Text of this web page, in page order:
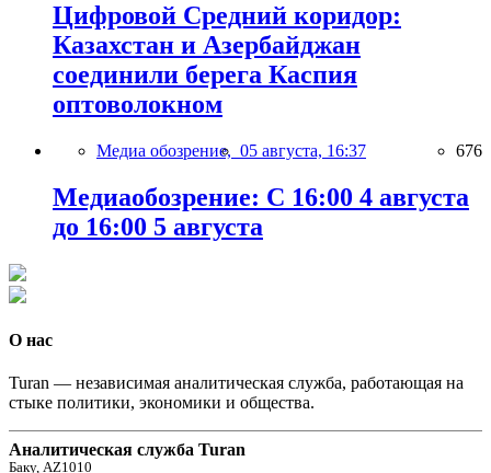
Цифровой Средний коридор:
Казахстан и Азербайджан
соединили берега Каспия
оптоволокном
Медиа обозрение, 05 августа, 16:37 676
Медиаобозрение: С 16:00 4 августа
до 16:00 5 августа
О нас
Turan — независимая аналитическая служба, работающая на
стыке политики, экономики и общества.
Аналитическая служба Turan
Баку, AZ1010